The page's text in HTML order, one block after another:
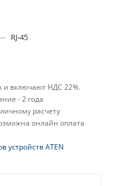
RJ-45
и включают НДС 22%.
- 2 года
расчету
онлайн оплата
устройств ATEN